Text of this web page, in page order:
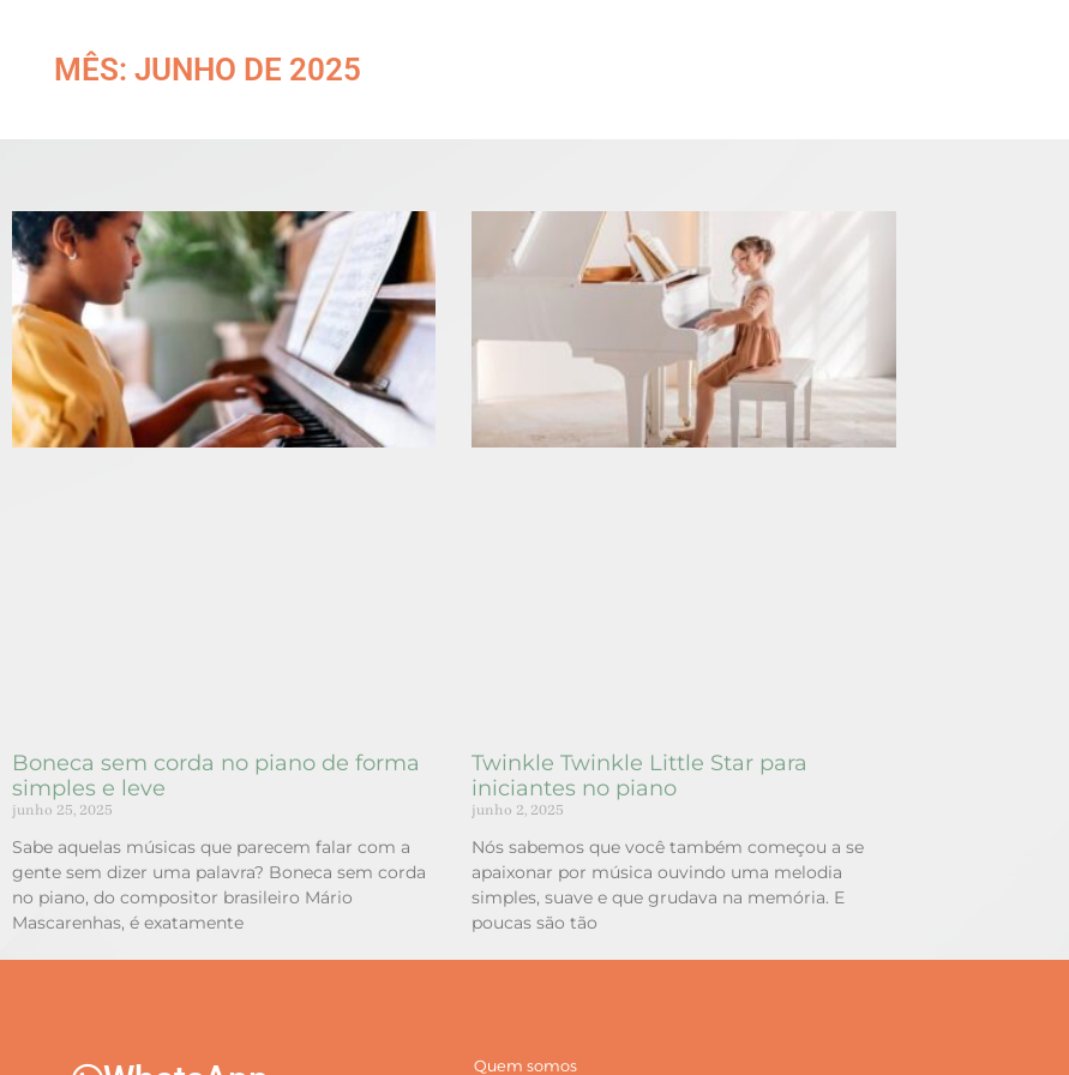
MÊS: JUNHO DE 2025
Boneca sem corda no piano de forma
simples e leve
junho 25, 2025
Sabe aquelas músicas que parecem falar com a
gente sem dizer uma palavra? Boneca sem corda
no piano, do compositor brasileiro Mário
Mascarenhas, é exatamente
Twinkle Twinkle Little Star para
iniciantes no piano
junho 2, 2025
Nós sabemos que você também começou a se
apaixonar por música ouvindo uma melodia
simples, suave e que grudava na memória. E
poucas são tão
Quem somos